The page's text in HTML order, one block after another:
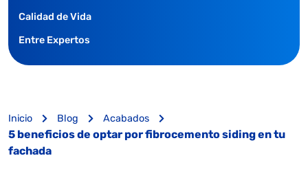
Calidad de Vida
Entre Expertos
Inicio Blog Acabados
5 beneficios de optar por fibrocemento siding en tu
fachada